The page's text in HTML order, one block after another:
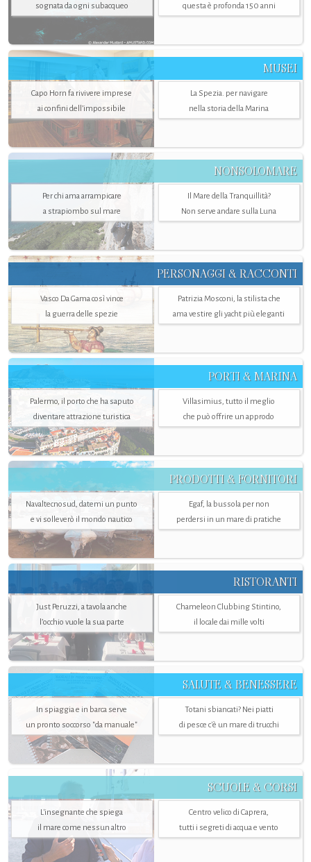
sognata da ogni subacqueo
questa è profonda 150 anni
MUSEI
Capo Horn fa rivivere imprese
ai confini dell’impossibile
La Spezia. per navigare
nella storia della Marina
NONSOLOMARE
Per chi ama arrampicare
a strapiombo sul mare
Il Mare della Tranquillità?
Non serve andare sulla Luna
PERSONAGGI & RACCONTI
Vasco Da Gama così vince
la guerra delle spezie
Patrizia Mosconi, la stilista che
ama vestire gli yacht più eleganti
PORTI & MARINA
Palermo, il porto che ha saputo
diventare attrazione turistica
Villasimius, tutto il meglio
che può offrire un approdo
PRODOTTI & FORNITORI
Navaltecnosud, datemi un punto
e vi solleverò il mondo nautico
Egaf, la bussola per non
perdersi in un mare di pratiche
RISTORANTI
Just Peruzzi, a tavola anche
l’occhio vuole la sua parte
Chameleon Clubbing Stintino,
il locale dai mille volti
SALUTE & BENESSERE
In spiaggia e in barca serve
un pronto soccorso "da manuale"
Totani sbiancati? Nei piatti
di pesce c'è un mare di trucchi
SCUOLE & CORSI
L'insegnante che spiega
il mare come nessun altro
Centro velico di Caprera,
tutti i segreti di acqua e vento